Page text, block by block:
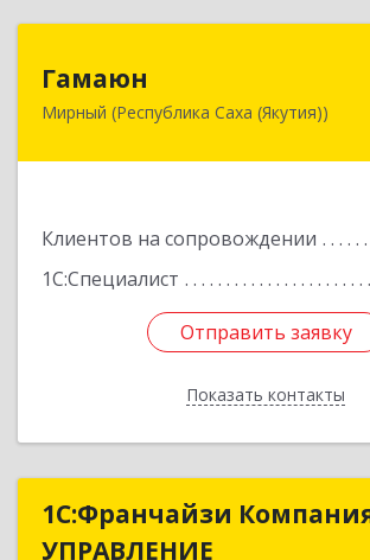
Гамаюн
Мирный (Республика Саха (Якутия))
Клиентов на сопровождении
1С:Специалист
Отправить заявку
Показать контакты
678170, Саха /Якутия/ Респ,
Отправить заявку
Назад
1С:Франчайзи
УПРАВЛЕНИЕ
1С:Франчайзи